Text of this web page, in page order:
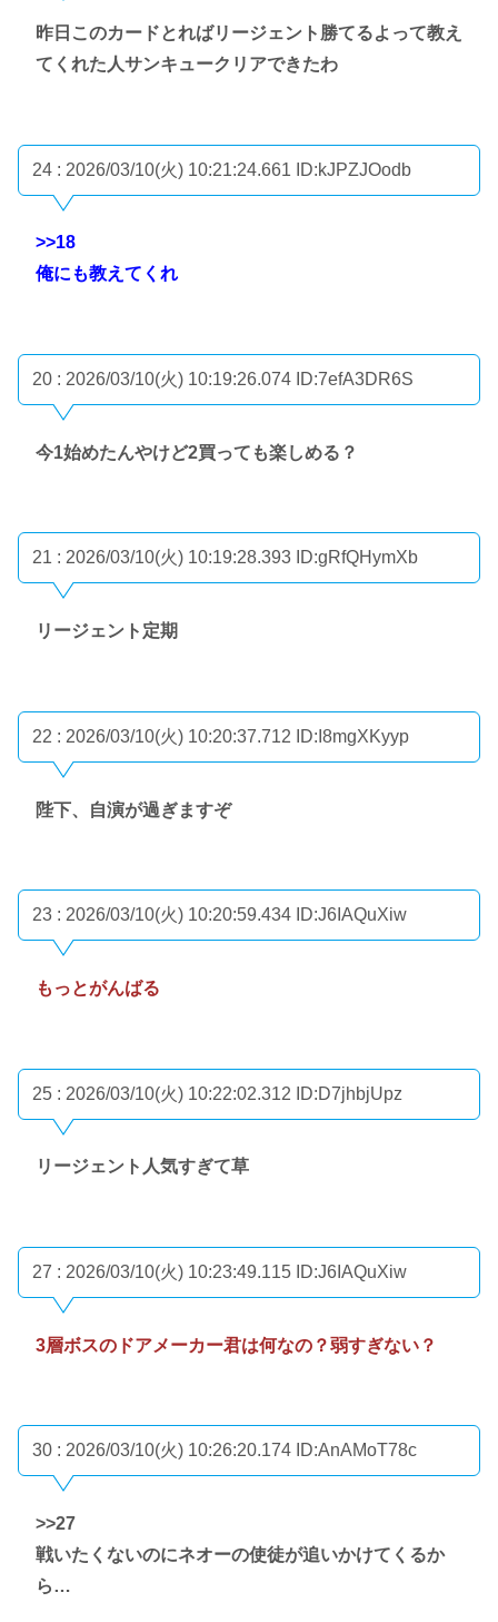
昨日このカードとればリージェント勝てるよって教え
てくれた人サンキュークリアできたわ
24 : 2026/03/10(火) 10:21:24.661 ID:kJPZJOodb
>>18
俺にも教えてくれ
20 : 2026/03/10(火) 10:19:26.074 ID:7efA3DR6S
今1始めたんやけど2買っても楽しめる？
21 : 2026/03/10(火) 10:19:28.393 ID:gRfQHymXb
リージェント定期
22 : 2026/03/10(火) 10:20:37.712 ID:I8mgXKyyp
陛下、自演が過ぎますぞ
23 : 2026/03/10(火) 10:20:59.434 ID:J6IAQuXiw
もっとがんばる
25 : 2026/03/10(火) 10:22:02.312 ID:D7jhbjUpz
リージェント人気すぎて草
27 : 2026/03/10(火) 10:23:49.115 ID:J6IAQuXiw
3層ボスのドアメーカー君は何なの？弱すぎない？
30 : 2026/03/10(火) 10:26:20.174 ID:AnAMoT78c
>>27
戦いたくないのにネオーの使徒が追いかけてくるか
ら…